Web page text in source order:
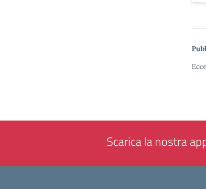
Scarica la nostra